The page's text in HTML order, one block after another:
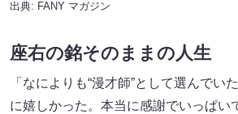
出典: FANY マガジン
座右の銘そのままの人生
「なによりも“漫才師”として選んでい
に嬉しかった。本当に感謝でいっぱい